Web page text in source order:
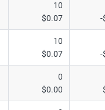
ント/円と南アフリカラン
。
10
$0.07
-
10
$0.07
-
0
$0.00